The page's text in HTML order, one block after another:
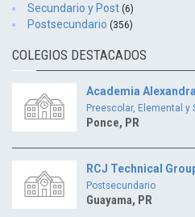
Secundario y Post (6)
Postsecundario (356)
COLEGIOS DESTACADOS
Academia Alexandra
Preescolar, Elemental y
Ponce, PR
RCJ Technical
Postsecundario
Guayama, PR